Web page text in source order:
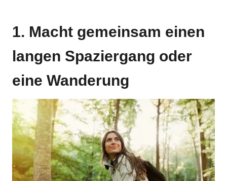
1. Macht gemeinsam einen
langen Spaziergang oder
eine Wanderung